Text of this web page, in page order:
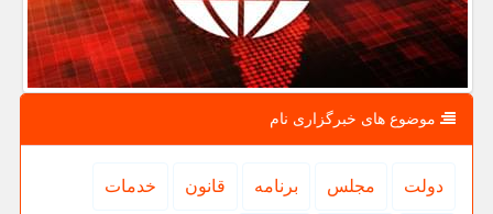
موضوع های خبرگزاری نام
دولت مجلس برنامه قانون خدمات